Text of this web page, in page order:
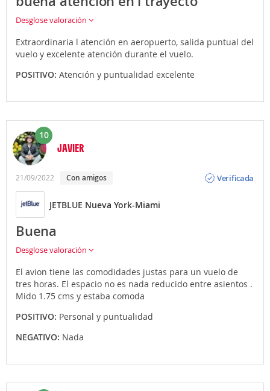
Desglose valoración
Extraordinaria l atención en aeropuerto, salida puntual del
vuelo y excelente atención durante el vuelo.
POSITIVO: Atención y puntualidad excelente
10
JAVIER
21/09/2022 Con amigos
Verificada
JETBLUE Nueva York-Miami
Buena
Desglose valoración
El avion tiene las comodidades justas para un vuelo de
tres horas. El espacio no es nada reducido entre asientos .
Mido 1.75 cms y estaba comoda
POSITIVO: Personal y puntualidad
NEGATIVO: Nada